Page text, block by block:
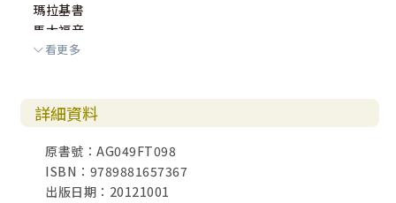
瑪拉基書
馬太福音
馬可福音
使徒行傳
羅馬書
哥林多前書
哥林多後書
馬拉太書
看更多
詳細資料
原書號：AG049FT098
ISBN：9789881657367
出版日期：20121001